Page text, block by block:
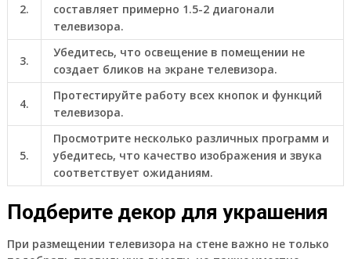
2.
составляет примерно 1.5-2 диагонали
телевизора.
3.
Убедитесь, что освещение в помещении не
создает бликов на экране телевизора.
4.
Протестируйте работу всех кнопок и функций
телевизора.
5.
Просмотрите несколько различных программ и
убедитесь, что качество изображения и звука
соответствует ожиданиям.
Подберите декор для украшения
При размещении телевизора на стене важно не только